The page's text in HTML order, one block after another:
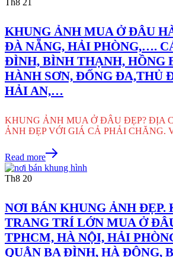
KHUNG ẢNH MUA Ở ĐÂU
ĐÀ NẴNG, HẢI PHÒNG,….
ĐÌNH, BÌNH THẠNH, HỒNG
HÀNH SƠN, ĐỐNG ĐA,THỦ
HẢI AN,…
KHUNG ẢNH MUA Ở ĐÂU ĐẸP? ĐỊA
ẢNH ĐẸP VỚI GIÁ CẢ PHẢI CHĂNG.
Read more
Th8 20
NƠI BÁN KHUNG ẢNH ĐẸP.
TRANG TRÍ LỚN MUA Ở
TPHCM, HÀ NỘI, HẢI
QUẬN BA ĐÌNH, HÀ ĐÔNG,